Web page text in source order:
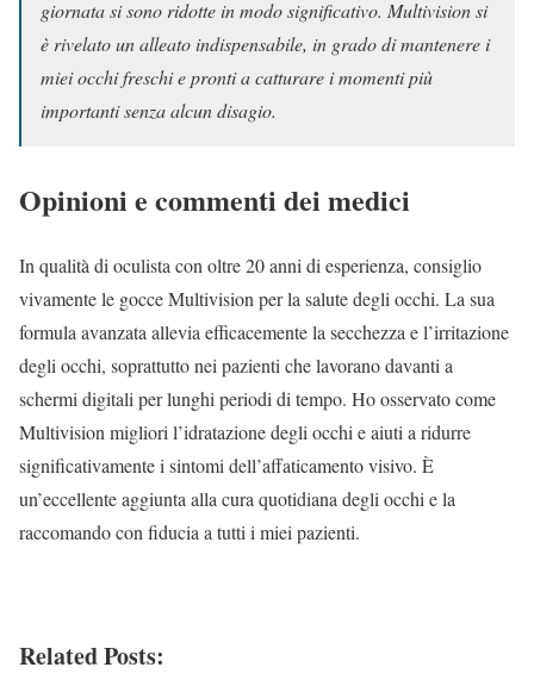
giornata si sono ridotte in modo significativo. Multivision si
è rivelato un alleato indispensabile, in grado di mantenere i
miei occhi freschi e pronti a catturare i momenti più
importanti senza alcun disagio.
Opinioni e commenti dei medici
In qualità di oculista con oltre 20 anni di esperienza, consiglio
vivamente le gocce Multivision per la salute degli occhi. La sua
formula avanzata allevia efficacemente la secchezza e l’irritazione
degli occhi, soprattutto nei pazienti che lavorano davanti a
schermi digitali per lunghi periodi di tempo. Ho osservato come
Multivision migliori l’idratazione degli occhi e aiuti a ridurre
significativamente i sintomi dell’affaticamento visivo. È
un’eccellente aggiunta alla cura quotidiana degli occhi e la
raccomando con fiducia a tutti i miei pazienti.
Related Posts: